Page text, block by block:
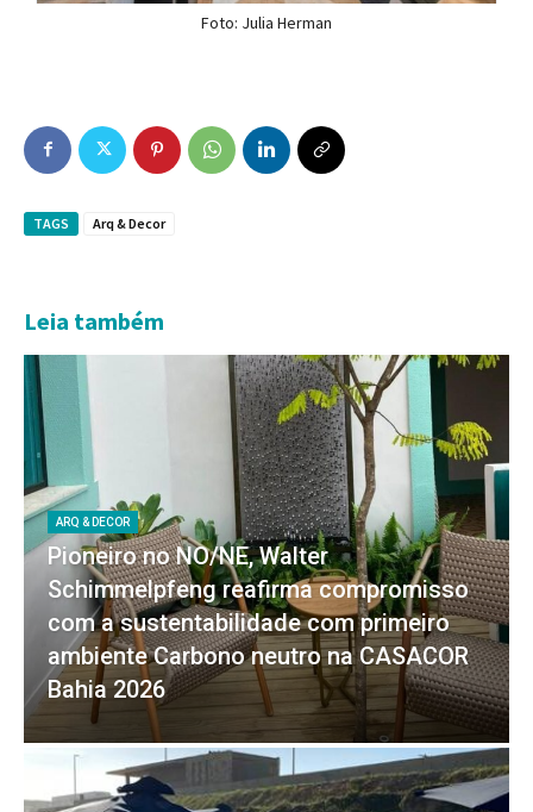
Foto: Julia Herman
TAGS Arq & Decor
Leia também
ARQ & DECOR
Pioneiro no NO/NE, Walter
Schimmelpfeng reafirma compromisso
com a sustentabilidade com primeiro
ambiente Carbono neutro na CASACOR
Bahia 2026